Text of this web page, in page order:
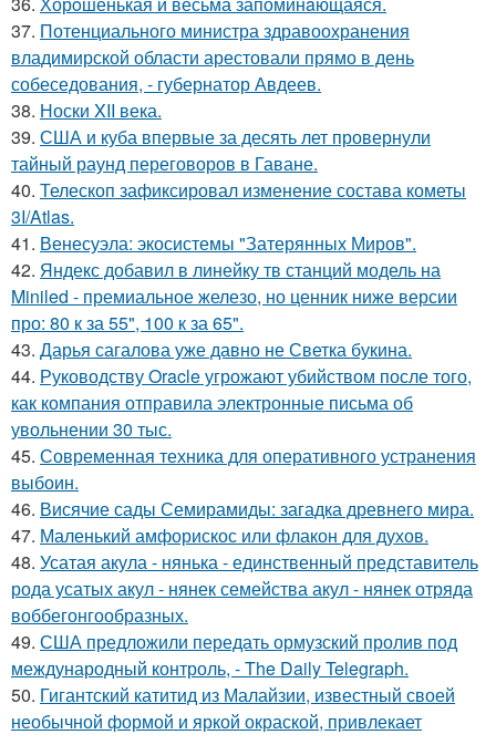
37. Потенциального министра здравоохранения
владимирской области арестовали прямо в день
собеседования, - губернатор Авдеев.
38. Носки XII века.
39. США и куба впервые за десять лет провернули
тайный раунд переговоров в Гаване.
40. Телескоп зафиксировал изменение состава кометы
3I/Atlas.
41. Венесуэла: экосистемы "Затерянных Миров".
42. Яндекс добавил в линейку тв станций модель на
Miniled - премиальное железо, но ценник ниже версии
про: 80 к за 55", 100 к за 65".
43. Дарья сагалова уже давно не Светка букина.
44. Руководству Oracle угрожают убийством после того,
как компания отправила электронные письма об
увольнении 30 тыс.
45. Современная техника для оперативного устранения
выбоин.
46. Висячие сады Семирамиды: загадка древнего мира.
47. Маленький амфорискос или флакон для духов.
48. Усатая акула - нянька - единственный представитель
рода усатых акул - нянек семейства акул - нянек отряда
воббегонгообразных.
49. США предложили передать ормузский пролив под
международный контроль, - The Daily Telegraph.
50. Гигантский катитид из Малайзии, известный своей
необычной формой и яркой окраской, привлекает